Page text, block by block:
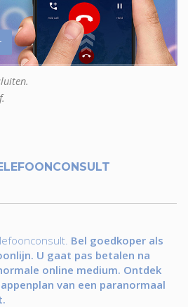
Bel goedkoper als
U gaat pas betalen na
online medium. Ontdek
van een paranormaal